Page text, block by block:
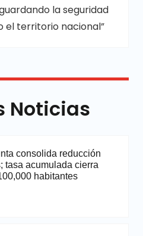
la seguridad
el territorio nacional”
Noticias
consolida reducción
tasa acumulada cierra
habitantes